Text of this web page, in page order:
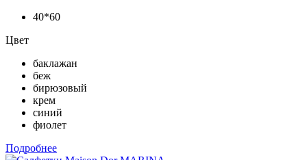
40*60
Цвет
баклажан
беж
бирюзовый
крем
синий
фиолет
Подробнее